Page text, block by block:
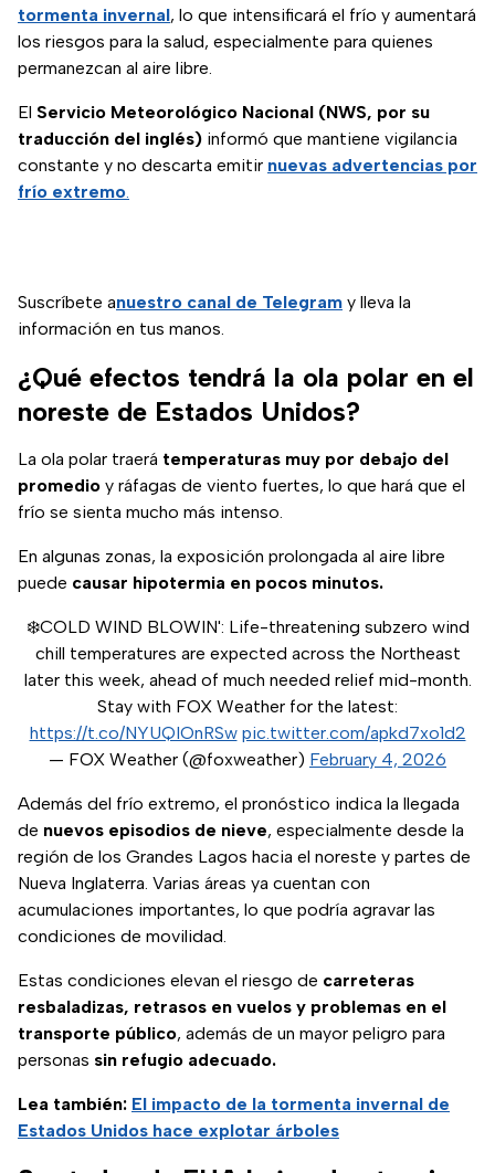
tormenta invernal, lo que intensificará el frío y aumentará
los riesgos para la salud, especialmente para quienes
permanezcan al aire libre.
El Servicio Meteorológico Nacional (NWS, por su
traducción del inglés) informó que mantiene vigilancia
constante y no descarta emitir nuevas advertencias por
frío extremo.
Suscríbete anuestro canal de Telegram y lleva la
información en tus manos.
¿Qué efectos tendrá la ola polar en el
noreste de Estados Unidos?
La ola polar traerá temperaturas muy por debajo del
promedio y ráfagas de viento fuertes, lo que hará que el
frío se sienta mucho más intenso.
En algunas zonas, la exposición prolongada al aire libre
puede causar hipotermia en pocos minutos.
❄️COLD WIND BLOWIN': Life-threatening subzero wind
chill temperatures are expected across the Northeast
later this week, ahead of much needed relief mid-month.
Stay with FOX Weather for the latest:
https://t.co/NYUQIOnRSw pic.twitter.com/apkd7xo1d2
— FOX Weather (@foxweather) February 4, 2026
Además del frío extremo, el pronóstico indica la llegada
de nuevos episodios de nieve, especialmente desde la
región de los Grandes Lagos hacia el noreste y partes de
Nueva Inglaterra. Varias áreas ya cuentan con
acumulaciones importantes, lo que podría agravar las
condiciones de movilidad.
Estas condiciones elevan el riesgo de carreteras
resbaladizas, retrasos en vuelos y problemas en el
transporte público, además de un mayor peligro para
personas sin refugio adecuado.
Lea también: El impacto de la tormenta invernal de
Estados Unidos hace explotar árboles